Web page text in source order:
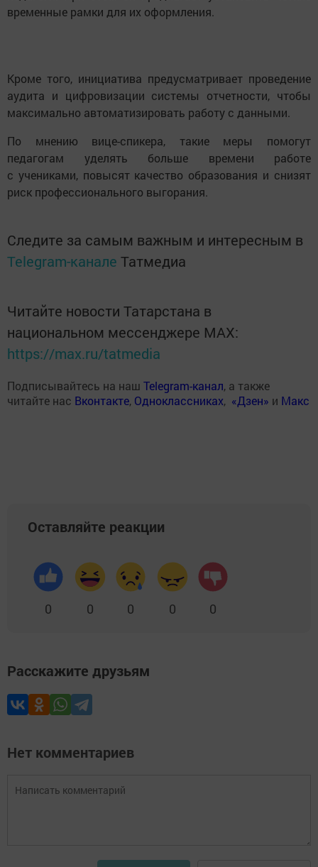
временные рамки для их оформления.
Кроме того, инициатива предусматривает проведение
аудита и цифровизации системы отчетности, чтобы
максимально автоматизировать работу с данными.
По мнению вице-спикера, такие меры помогут
педагогам уделять больше времени работе
с учениками, повысят качество образования и снизят
риск профессионального выгорания.
Следите за самым важным и интересным в
Telegram-канале Татмедиа
Читайте новости Татарстана в
национальном мессенджере MАХ:
https://max.ru/tatmedia
Подписывайтесь на наш Telegram-канал, а также
читайте нас Вконтакте, Одноклассниках, «Дзен» и Макс
Оставляйте реакции
0 0 0 0 0
Расскажите друзьям
Нет комментариев